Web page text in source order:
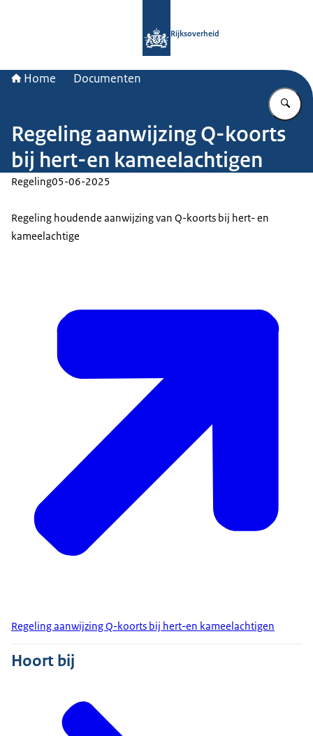
Rijksoverheid
Home Documenten
Regeling aanwijzing Q-koorts
bij hert-en kameelachtigen
Regeling05-06-2025
Regeling houdende aanwijzing van Q-koorts bij hert- en
kameelachtige
Regeling aanwijzing Q-koorts bij hert-en kameelachtigen
Hoort bij